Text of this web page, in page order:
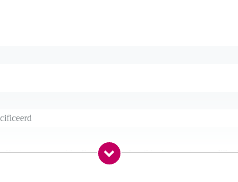
transpositie, fine-tuning, duo (klavier met twee gelijke
instelbare aanslaggevoeligheid, energy-saver